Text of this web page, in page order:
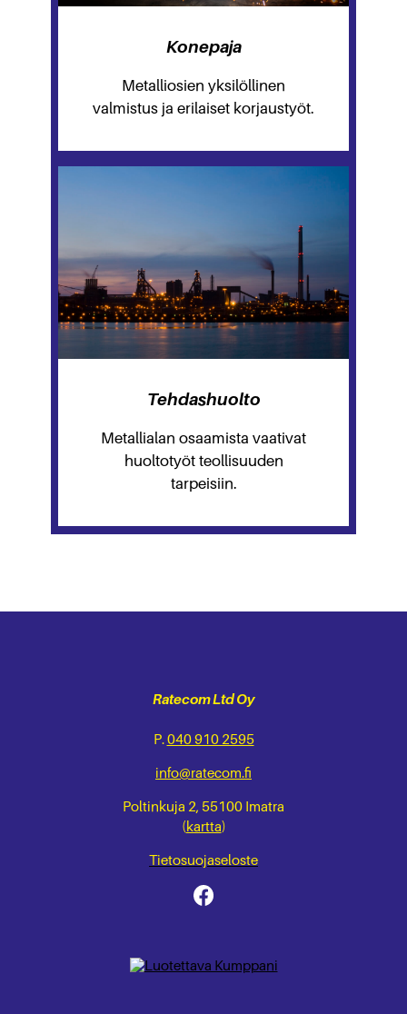
Konepaja
Metalliosien yksilöllinen
valmistus ja erilaiset korjaustyöt.
Tehdashuolto
Metallialan osaamista vaativat
huoltotyöt teollisuuden
tarpeisiin.
Ratecom Ltd Oy
P.040 910 2595
info@ratecom.fi
Poltinkuja 2, 55100 Imatra
(kartta)
Tietosuojaseloste